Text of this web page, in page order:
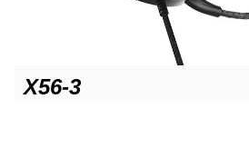
X56-3